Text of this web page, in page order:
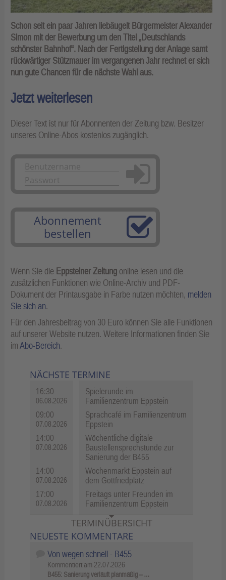
Schon seit ein paar Jahren liebäugelt Bürgermeister Alexander
Simon mit der Bewerbung um den Titel „Deutschlands
schönster Bahnhof“. Nach der Fertigstellung der Anlage samt
rückwärtiger Stützmauer im vergangenen Jahr rechnet er sich
nun gute Chancen für die nächste Wahl aus.
Jetzt weiterlesen
Dieser Text ist nur für Abonnenten der Zeitung bzw. Besitzer
unseres Online-Abos kostenlos zugänglich.
Anmelden
Abonnement
bestellen
Wenn Sie die Eppsteiner Zeitung online lesen und die
zusätzlichen Funktionen wie Online-Archiv und PDF-
Dokument der Printausgabe in Farbe nutzen möchten, melden
Sie sich an.
Für den Jahresbeitrag von 30 Euro können Sie alle Funktionen
auf unserer Website nutzen. Weitere Informationen finden Sie
imAbo-Bereich.
NÄCHSTE TERMINE
16:30
06.08.2026
Spielerunde im
Familienzentrum Eppstein
09:00
07.08.2026
Sprachcafé im Familienzentrum
Eppstein
14:00
07.08.2026
Wöchentliche digitale
Baustellensprechstunde zur
Sanierung der B455
14:00
07.08.2026
Wochenmarkt Eppstein auf
dem Gottfriedplatz
17:00
07.08.2026
Freitags unter Freunden im
Familienzentrum Eppstein
TERMINÜBERSICHT
NEUESTE KOMMENTARE
Von wegen schnell - B455
Kommentiert am 22.07.2026
B455: Sanierung verläuft planmäßig – …